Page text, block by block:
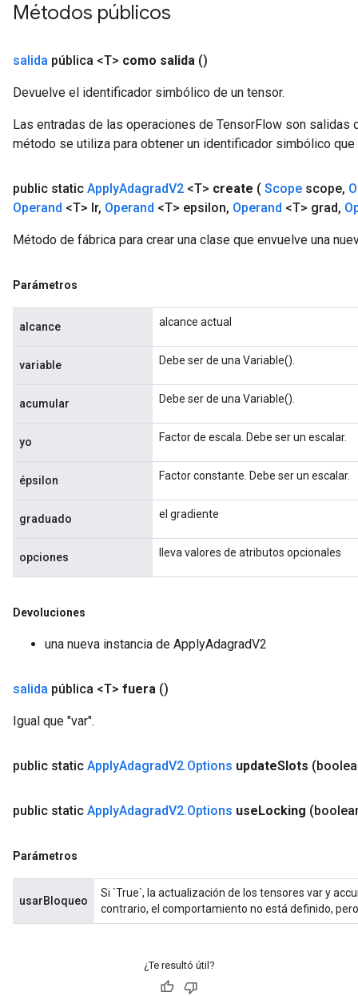
Métodos públicos
salida pública <T> como salida ()
Devuelve el identificador simbólico de un tensor.
Las entradas de las operaciones de TensorFlow son salidas
método se utiliza para obtener un identificador simbólico
public static ApplyAdagradV2 <T> create ( Scope scope,
Operand <T> lr, Operand <T> epsilon, Operand <T> grad,
Método de fábrica para crear una clase que envuelve una
Parámetros
alcance alcance actual
variable Debe ser de una Variable().
acumular Debe ser de una Variable().
yo Factor de escala. Debe ser un escalar.
épsilon Factor constante. Debe ser un escalar.
graduado el gradiente
opciones lleva valores de atributos opcionales
Devoluciones
una nueva instancia de ApplyAdagradV2
salida pública <T> fuera ()
Igual que "var".
public static ApplyAdagradV2.Options updateSlots
public static ApplyAdagradV2.Options useLocking
Parámetros
usarBloqueo
Si `True`, la actualización de los tensores var y
contrario, el comportamiento no está definido,
¿Te resultó útil?